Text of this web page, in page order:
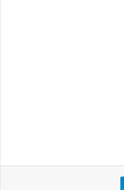
تيلقرام